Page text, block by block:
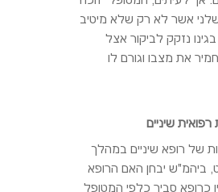
אשר לא רק שלא מיטיב
נזקק לביקור אצל
את מצבו וגורם לו
שיניים
של רופא שיניים במהלך
ביהמ"ש יבחן האם הרופא
כרופא סביר כלפי המטופל